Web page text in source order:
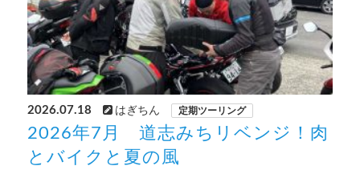
2026.07.18 はぎちん 定期ツーリング
2026年7月 道志みちリベンジ！肉
とバイクと夏の風